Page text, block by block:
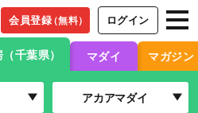
会員登録（無料） ログイン
千葉県） マダイ マガジン
アカアマダイ